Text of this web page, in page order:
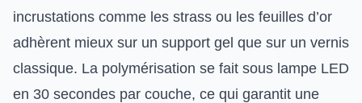
incrustations comme les strass ou les feuilles d’or
adhèrent mieux sur un support gel que sur un vernis
classique. La polymérisation se fait sous lampe LED
en 30 secondes par couche, ce qui garantit une